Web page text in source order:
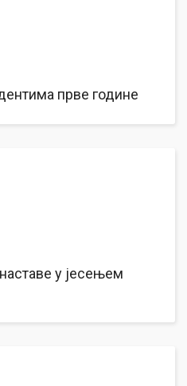
прве године
у јесењем